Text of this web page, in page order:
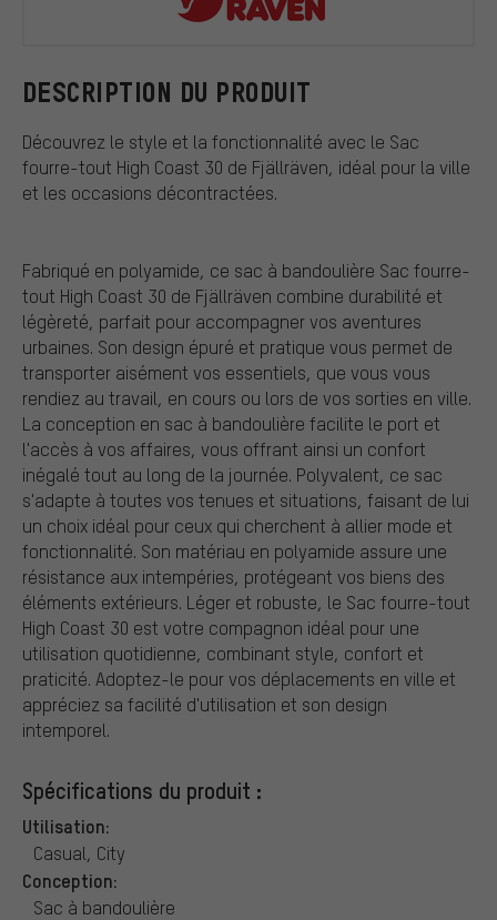
DESCRIPTION DU PRODUIT
Découvrez le style et la fonctionnalité avec le Sac
fourre-tout High Coast 30 de Fjällräven, idéal pour la ville
et les occasions décontractées.
Fabriqué en polyamide, ce sac à bandoulière Sac fourre-
tout High Coast 30 de Fjällräven combine durabilité et
légèreté, parfait pour accompagner vos aventures
urbaines. Son design épuré et pratique vous permet de
transporter aisément vos essentiels, que vous vous
rendiez au travail, en cours ou lors de vos sorties en ville.
La conception en sac à bandoulière facilite le port et
l'accès à vos affaires, vous offrant ainsi un confort
inégalé tout au long de la journée. Polyvalent, ce sac
s'adapte à toutes vos tenues et situations, faisant de lui
un choix idéal pour ceux qui cherchent à allier mode et
fonctionnalité. Son matériau en polyamide assure une
résistance aux intempéries, protégeant vos biens des
éléments extérieurs. Léger et robuste, le Sac fourre-tout
High Coast 30 est votre compagnon idéal pour une
utilisation quotidienne, combinant style, confort et
praticité. Adoptez-le pour vos déplacements en ville et
appréciez sa facilité d'utilisation et son design
intemporel.
Spécifications du produit :
Utilisation:
Casual, City
Conception:
Sac à bandoulière